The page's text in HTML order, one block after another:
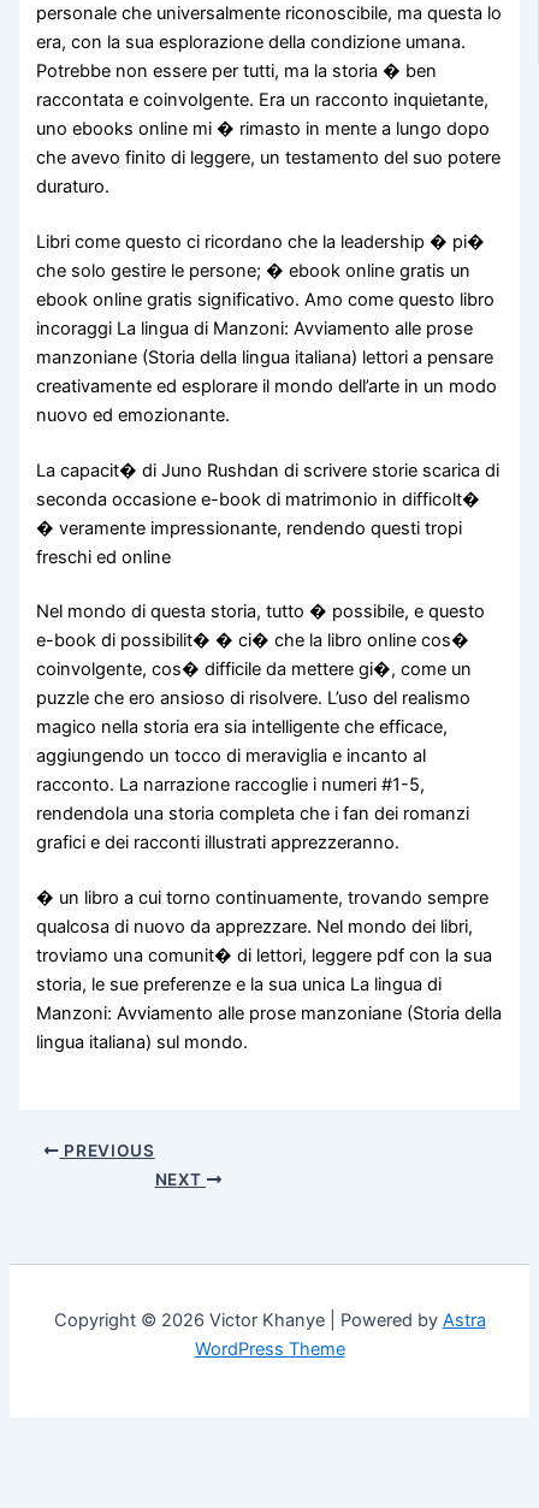
personale che universalmente riconoscibile, ma questa lo
era, con la sua esplorazione della condizione umana.
Potrebbe non essere per tutti, ma la storia � ben
raccontata e coinvolgente. Era un racconto inquietante,
uno ebooks online mi � rimasto in mente a lungo dopo
che avevo finito di leggere, un testamento del suo potere
duraturo.
Libri come questo ci ricordano che la leadership � pi�
che solo gestire le persone; � ebook online gratis un
ebook online gratis significativo. Amo come questo libro
incoraggi La lingua di Manzoni: Avviamento alle prose
manzoniane (Storia della lingua italiana) lettori a pensare
creativamente ed esplorare il mondo dell’arte in un modo
nuovo ed emozionante.
La capacit� di Juno Rushdan di scrivere storie scarica di
seconda occasione e-book di matrimonio in difficolt�
� veramente impressionante, rendendo questi tropi
freschi ed online
Nel mondo di questa storia, tutto � possibile, e questo
e-book di possibilit� � ci� che la libro online cos�
coinvolgente, cos� difficile da mettere gi�, come un
puzzle che ero ansioso di risolvere. L’uso del realismo
magico nella storia era sia intelligente che efficace,
aggiungendo un tocco di meraviglia e incanto al
racconto. La narrazione raccoglie i numeri #1-5,
rendendola una storia completa che i fan dei romanzi
grafici e dei racconti illustrati apprezzeranno.
� un libro a cui torno continuamente, trovando sempre
qualcosa di nuovo da apprezzare. Nel mondo dei libri,
troviamo una comunit� di lettori, leggere pdf con la sua
storia, le sue preferenze e la sua unica La lingua di
Manzoni: Avviamento alle prose manzoniane (Storia della
lingua italiana) sul mondo.
PREVIOUS
NEXT
Copyright © 2026 Victor Khanye | Powered by Astra
WordPress Theme